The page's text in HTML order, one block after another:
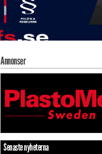
Annonser
Senaste nyheterna